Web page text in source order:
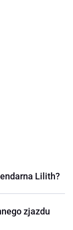
Lilith?
zjazdu